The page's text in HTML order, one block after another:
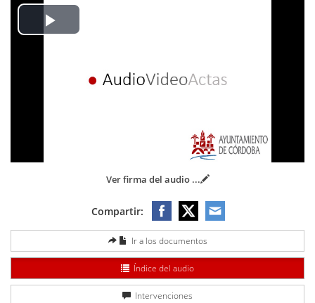
Play
Ver firma del audio ...
Compartir:
Ir a los documentos
Índice del audio
Intervenciones